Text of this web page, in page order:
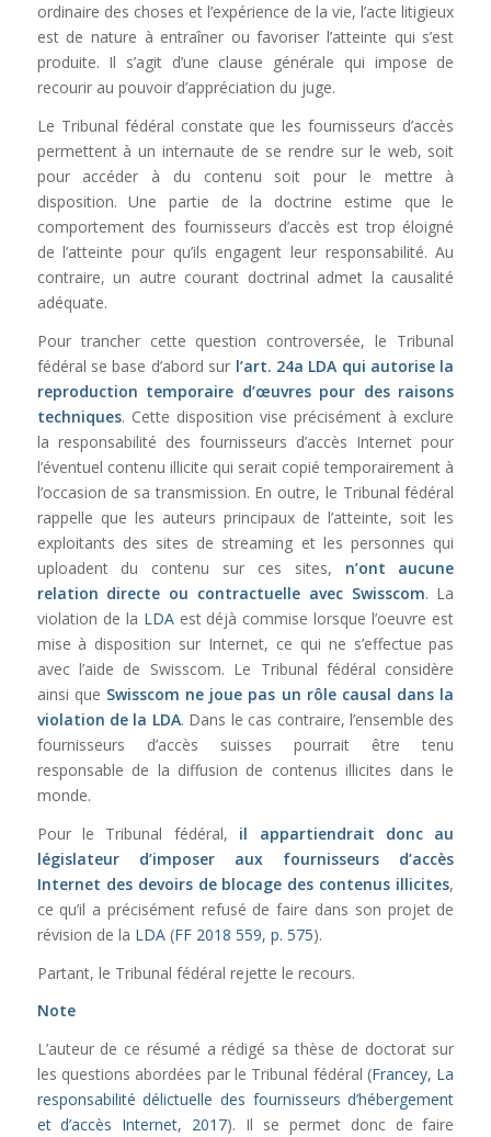
ordinaire des choses et l’expérience de la vie, l’acte litigieux
est de nature à entraîner ou favoriser l’atteinte qui s’est
produite. Il s’agit d’une clause générale qui impose de
recourir au pouvoir d’appréciation du juge.
Le Tribunal fédéral constate que les fournisseurs d’accès
permettent à un internaute de se rendre sur le web, soit
pour accéder à du contenu soit pour le mettre à
disposition. Une partie de la doctrine estime que le
comportement des fournisseurs d’accès est trop éloigné
de l’atteinte pour qu’ils engagent leur responsabilité. Au
contraire, un autre courant doctrinal admet la causalité
adéquate.
Pour trancher cette question controversée, le Tribunal
fédéral se base d’abord sur l’art. 24a LDA qui autorise la
reproduction temporaire d’œuvres pour des raisons
techniques. Cette disposition vise précisément à exclure
la responsabilité des fournisseurs d’accès Internet pour
l’éventuel contenu illicite qui serait copié temporairement à
l’occasion de sa transmission. En outre, le Tribunal fédéral
rappelle que les auteurs principaux de l’atteinte, soit les
exploitants des sites de streaming et les personnes qui
uploadent du contenu sur ces sites, n’ont aucune
relation directe ou contractuelle avec Swisscom. La
violation de la LDAest déjà commise lorsque l’oeuvre est
mise à disposition sur Internet, ce qui ne s’effectue pas
avec l’aide de Swisscom. Le Tribunal fédéral considère
ainsi que Swisscom ne joue pas un rôle causal dans la
violation de la LDA. Dans le cas contraire, l’ensemble des
fournisseurs d’accès suisses pourrait être tenu
responsable de la diffusion de contenus illicites dans le
monde.
Pour le Tribunal fédéral, il appartiendrait donc au
législateur d’imposer aux fournisseurs d’accès
Internet des devoirs de blocage des contenus illicites,
ce qu’il a précisément refusé de faire dans son projet de
révision de la LDA(FF 2018 559, p. 575).
Partant, le Tribunal fédéral rejette le recours.
Note
L’auteur de ce résumé a rédigé sa thèse de doctorat sur
les questions abordées par le Tribunal fédéral (Francey, La
responsabilité délictuelle des fournisseurs d’hébergement
et d’accès Internet, 2017). Il se permet donc de faire